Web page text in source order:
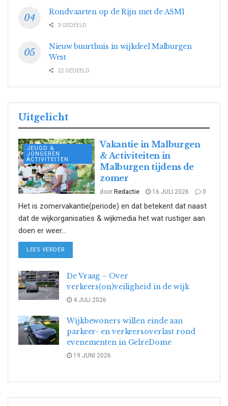
Rondvaarten op de Rijn met de ASM1
3 GEDEELD
Nieuw buurthuis in wijkdeel Malburgen
West
22 GEDEELD
Uitgelicht
JEUGD &
JONGEREN
ACTIVITEITEN
Vakantie in Malburgen
& Activiteiten in
Malburgen tijdens de
zomer
door Redactie 16 JULI 2026 0
Het is zomervakantie(periode) en dat betekent dat naast
dat de wijkorganisaties & wijkmedia het wat rustiger aan
doen er weer...
LEES VERDER
De Vraag – Over
verkeers(on)veiligheid in de wijk
4 JULI 2026
Wijkbewoners willen einde aan
parkeer- en verkeersoverlast rond
evenementen in GelreDome
19 JUNI 2026